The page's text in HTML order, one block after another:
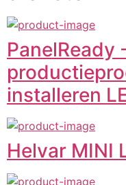
PanelReady
installeren
Helvar MINI